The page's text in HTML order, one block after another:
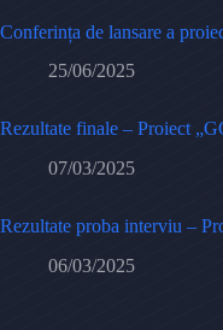
Conferința de lansare a
25/06/2025
Rezultate finale – Proiect
07/03/2025
Rezultate proba interviu –
06/03/2025